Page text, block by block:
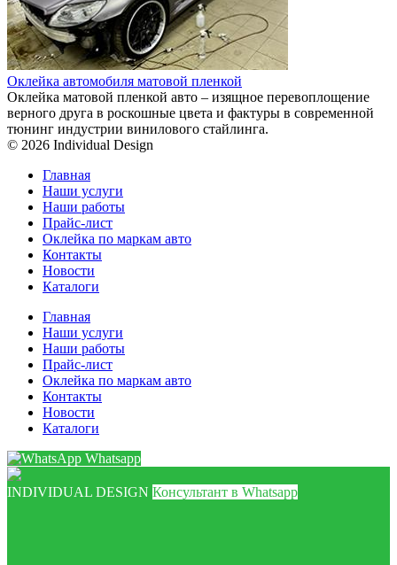
Оклейка автомобиля матовой пленкой
Оклейка матовой пленкой авто – изящное перевоплощение
верного друга в роскошные цвета и фактуры в современной
тюнинг индустрии винилового стайлинга.
© 2026 Individual Design
Главная
Наши услуги
Наши работы
Прайс-лист
Оклейка по маркам авто
Контакты
Новости
Каталоги
Главная
Наши услуги
Наши работы
Прайс-лист
Оклейка по маркам авто
Контакты
Новости
Каталоги
Whatsapp
INDIVIDUAL DESIGN Консультант в Whatsapp